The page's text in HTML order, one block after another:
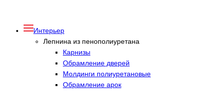
Интерьер
Лепнина из пенополиуретана
Карнизы
Обрамление дверей
Молдинги полиуретановые
Обрамление арок